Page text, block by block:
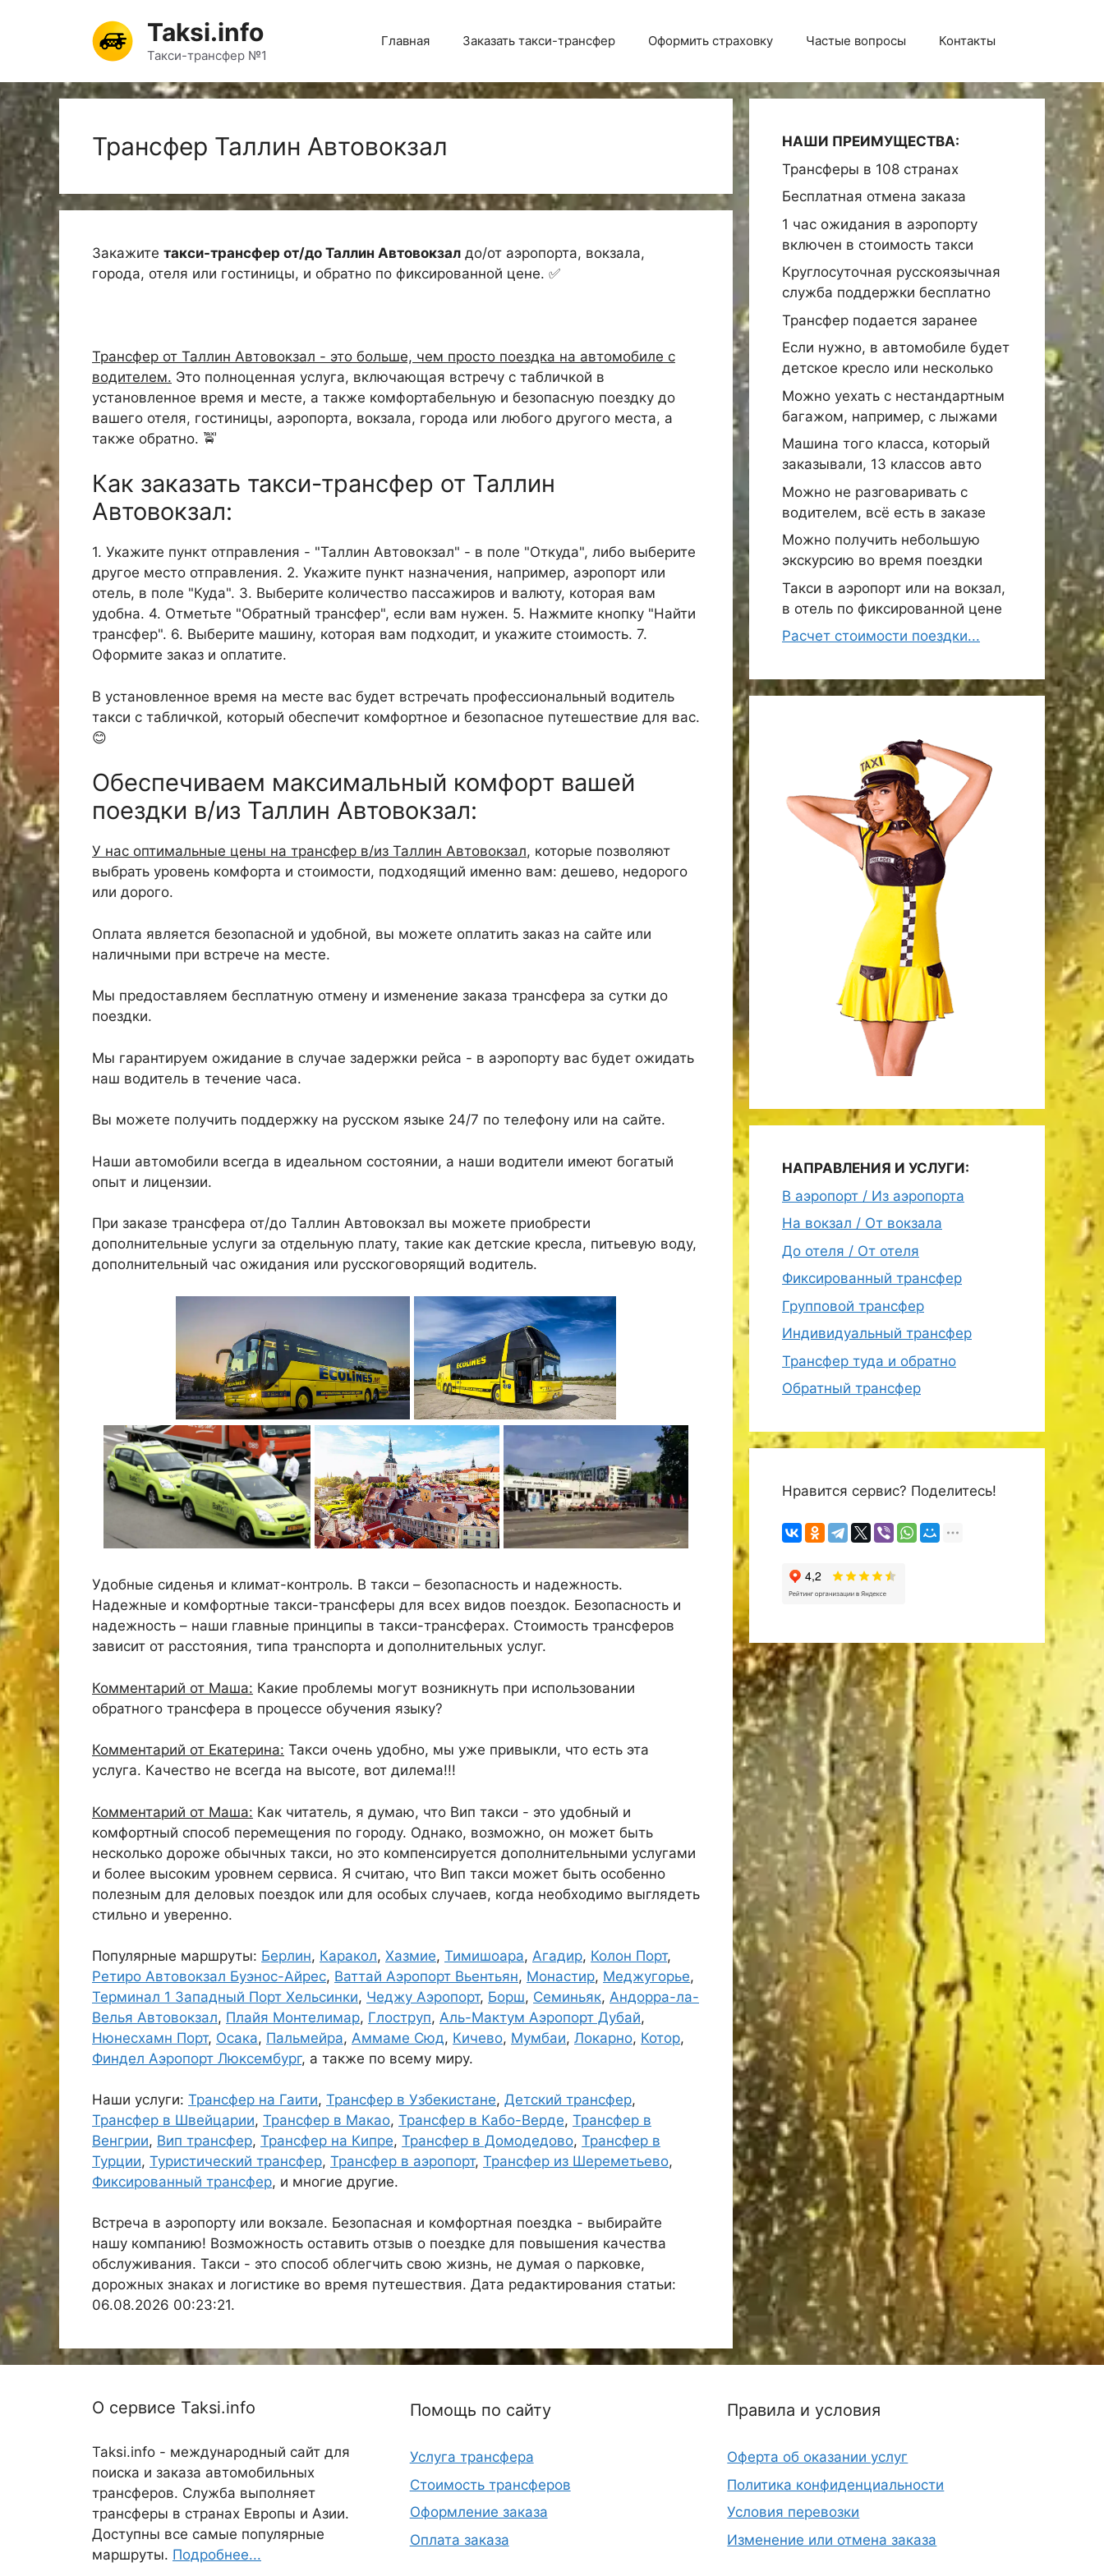
содержимому
Taksi.info
Такси-трансфер №1
Главная Заказать такси-трансфер Оформить страховку Частые вопросы Контакты
Трансфер Таллин Автовокзал
Закажите такси-трансфер от/до Таллин Автовокзал до/от аэропорта, вокзала,
города, отеля или гостиницы, и обратно по фиксированной цене. ✅
Трансфер от Таллин Автовокзал - это больше, чем просто поездка на автомобиле с
водителем. Это полноценная услуга, включающая встречу с табличкой в
установленное время и месте, а также комфортабельную и безопасную поездку до
вашего отеля, гостиницы, аэропорта, вокзала, города или любого другого места, а
также обратно. 🚖
Как заказать такси-трансфер от Таллин
Автовокзал:
1. Укажите пункт отправления - "Таллин Автовокзал" - в поле "Откуда", либо выберите
другое место отправления. 2. Укажите пункт назначения, например, аэропорт или
отель, в поле "Куда". 3. Выберите количество пассажиров и валюту, которая вам
удобна. 4. Отметьте "Обратный трансфер", если вам нужен. 5. Нажмите кнопку "Найти
трансфер". 6. Выберите машину, которая вам подходит, и укажите стоимость. 7.
Оформите заказ и оплатите.
В установленное время на месте вас будет встречать профессиональный водитель
такси с табличкой, который обеспечит комфортное и безопасное путешествие для вас.
😊
Обеспечиваем максимальный комфорт вашей
поездки в/из Таллин Автовокзал:
У нас оптимальные цены на трансфер в/из Таллин Автовокзал, которые позволяют
выбрать уровень комфорта и стоимости, подходящий именно вам: дешево, недорого
или дорого.
Оплата является безопасной и удобной, вы можете оплатить заказ на сайте или
наличными при встрече на месте.
Мы предоставляем бесплатную отмену и изменение заказа трансфера за сутки до
поездки.
Мы гарантируем ожидание в случае задержки рейса - в аэропорту вас будет ожидать
наш водитель в течение часа.
Вы можете получить поддержку на русском языке 24/7 по телефону или на сайте.
Наши автомобили всегда в идеальном состоянии, а наши водители имеют богатый
опыт и лицензии.
При заказе трансфера от/до Таллин Автовокзал вы можете приобрести
дополнительные услуги за отдельную плату, такие как детские кресла, питьевую воду,
дополнительный час ожидания или русскоговорящий водитель.
Удобные сиденья и климат-контроль. В такси – безопасность и надежность.
Надежные и комфортные такси-трансферы для всех видов поездок. Безопасность и
надежность – наши главные принципы в такси-трансферах. Стоимость трансферов
зависит от расстояния, типа транспорта и дополнительных услуг.
Комментарий от Маша: Какие проблемы могут возникнуть при использовании
обратного трансфера в процессе обучения языку?
Комментарий от Екатерина: Такси очень удобно, мы уже привыкли, что есть эта
услуга. Качество не всегда на высоте, вот дилема!!!
Комментарий от Маша: Как читатель, я думаю, что Вип такси - это удобный и
комфортный способ перемещения по городу. Однако, возможно, он может быть
несколько дороже обычных такси, но это компенсируется дополнительными услугами
и более высоким уровнем сервиса. Я считаю, что Вип такси может быть особенно
полезным для деловых поездок или для особых случаев, когда необходимо выглядеть
стильно и уверенно.
Популярные маршруты: Берлин, Каракол, Хазмие, Тимишоара, Агадир, Колон Порт,
Ретиро Автовокзал Буэнос-Айрес, Ваттай Аэропорт Вьентьян, Монастир, Меджугорье,
Терминал 1 Западный Порт Хельсинки, Чеджу Аэропорт, Борш, Семиньяк, Андорра-ла-
Велья Автовокзал, Плайя Монтелимар, Глоструп, Аль-Мактум Аэропорт Дубай,
Нюнесхамн Порт, Осака, Пальмейра, Аммаме Сюд, Кичево, Мумбаи, Локарно, Котор,
Финдел Аэропорт Люксембург, а также по всему миру.
Наши услуги: Трансфер на Гаити, Трансфер в Узбекистане, Детский трансфер,
Трансфер в Швейцарии, Трансфер в Макао, Трансфер в Кабо-Верде, Трансфер в
Венгрии, Вип трансфер, Трансфер на Кипре, Трансфер в Домодедово, Трансфер в
Турции, Туристический трансфер, Трансфер в аэропорт, Трансфер из Шереметьево,
Фиксированный трансфер, и многие другие.
Встреча в аэропорту или вокзале. Безопасная и комфортная поездка - выбирайте
нашу компанию! Возможность оставить отзыв о поездке для повышения качества
обслуживания. Такси - это способ облегчить свою жизнь, не думая о парковке,
дорожных знаках и логистике во время путешествия. Дата редактирования статьи:
06.08.2026 00:23:21.
НАШИ ПРЕИМУЩЕСТВА:
Трансферы в 108 странах
Бесплатная отмена заказа
1 час ожидания в аэропорту
включен в стоимость такси
Круглосуточная русскоязычная
служба поддержки бесплатно
Трансфер подается заранее
Если нужно, в автомобиле будет
детское кресло или несколько
Можно уехать с нестандартным
багажом, например, с лыжами
Машина того класса, который
заказывали, 13 классов авто
Можно не разговаривать с
водителем, всё есть в заказе
Можно получить небольшую
экскурсию во время поездки
Такси в аэропорт или на вокзал,
в отель по фиксированной цене
Расчет стоимости поездки...
НАПРАВЛЕНИЯ И УСЛУГИ:
В аэропорт / Из аэропорта
На вокзал / От вокзала
До отеля / От отеля
Фиксированный трансфер
Групповой трансфер
Индивидуальный трансфер
Трансфер туда и обратно
Обратный трансфер
Нравится сервис? Поделитесь!
О сервисе Taksi.info
Taksi.info - международный сайт для
поиска и заказа автомобильных
трансферов. Служба выполняет
трансферы в странах Европы и Азии.
Доступны все самые популярные
маршруты. Подробнее...
Помощь по сайту
Услуга трансфера
Стоимость трансферов
Оформление заказа
Оплата заказа
Правила и условия
Оферта об оказании услуг
Политика конфиденциальности
Условия перевозки
Изменение или отмена заказа